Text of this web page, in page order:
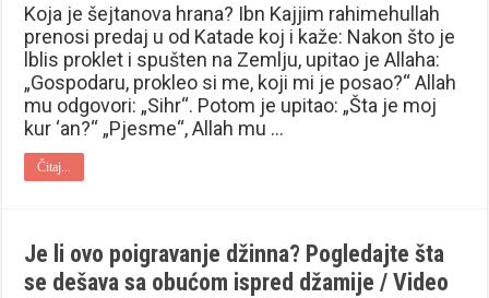
Koja je šejtanova hrana? Ibn Kajjim rahimehullah
prenosi predaj u od Katade koj i kaže: Nakon što je
lblis proklet i spušten na Zemlju, upitao je Allaha:
„Gospodaru, prokleo si me, koji mi je posao?“ Allah
mu odgovori: „Sihr“. Potom je upitao: „Šta je moj
kur ‘an?“ „Pjesme“, Allah mu …
Čitaj...
Je li ovo poigravanje džinna? Pogledajte šta
se dešava sa obućom ispred džamije / Video